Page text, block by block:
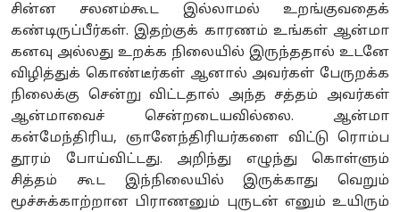
சின்ன சலனம்கூட இல்லாமல் உறங்குவதைக்
கண்டிருப்பீர்கள். இதற்குக் காரணம் உங்கள் ஆன்மா
கனவு அல்லது உறக்க நிலையில் இருந்ததால் உடனே
விழித்துக் கொண்டீர்கள் ஆனால் அவர்கள் பேருறக்க
நிலைக்கு சென்று விட்டதால் அந்த சத்தம் அவர்கள்
ஆன்மாவைச் சென்றடையவில்லை. ஆன்மா
கன்மேந்திரிய, ஞானேந்திரியர்களை விட்டு ரொம்ப
தூரம் போய்விட்டது. அறிந்து எழுந்து கொள்ளும்
சித்தம் கூட இந்நிலையில் இருக்காது வெறும்
மூச்சுக்காற்றான பிராணனும் புருடன் எனும் உயிரும்